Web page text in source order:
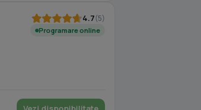
4.7(5)
Programare online